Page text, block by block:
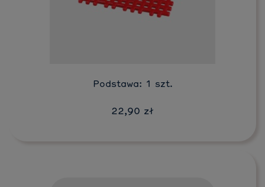
Podstawa: 1 szt.
22,90 zł
Do koszyka